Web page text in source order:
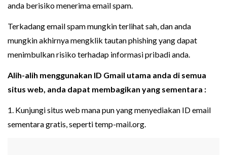
anda berisiko menerima email spam.
Terkadang email spam mungkin terlihat sah, dan anda
mungkin akhirnya mengklik tautan phishing yang dapat
menimbulkan risiko terhadap informasi pribadi anda.
Alih-alih menggunakan ID Gmail utama anda di semua
situs web, anda dapat membagikan yang sementara :
1. Kunjungi situs web mana pun yang menyediakan ID email
sementara gratis, seperti temp-mail.org.